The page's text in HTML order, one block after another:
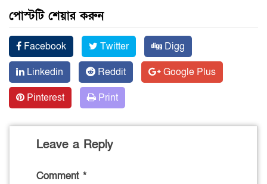
পোস্টটি শেয়ার করুন
Facebook Twitter
Digg
Linkedin
Reddit
Google Plus
Pinterest
Print
Leave a Reply
Comment *